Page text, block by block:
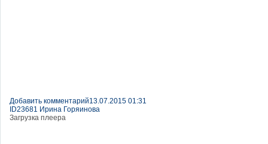
Добавить комментарий13.07.2015 01:31
ID23681 Ирина Горяинова
Загрузка плеера